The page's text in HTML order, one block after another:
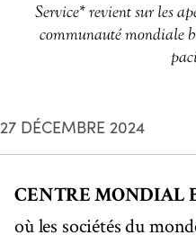
Service* revient sur les
communauté mondiale
27 DÉCEMBRE 2024
CENTRE MONDIAL
où les sociétés du